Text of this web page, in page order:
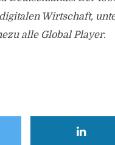
Wirtschaft,
alle Global Player.